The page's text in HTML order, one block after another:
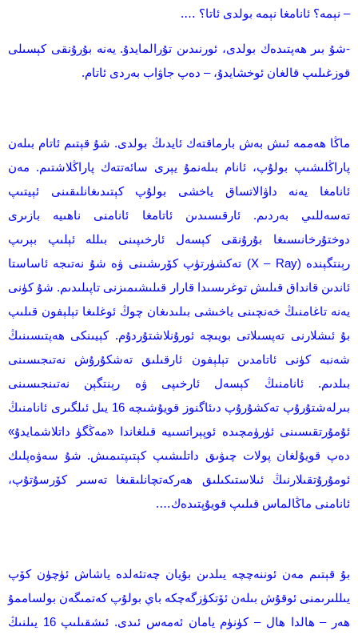
– نېمە؟ ئانامغا نېمە بولدى ئاتا؟ ….
-شۇ بىر ھەپتىدەك بولدى، ئورنىدىن تۇرالمايدۇ. يەنە بۇرۇنقى كېسىلى
قوزغىلىپ قالغان ئوخشايدۇ، – دەپ جاۋاب بەردى ئاتام.
ماڭا ھەممە ئىش بەش بارماقتەك ئايدىڭ بولدى. شۇ قېتىم ئاتام بىلەن
پاراڭلىشىپ بولۇپ، ئانام بىلەنمۇ يېرى سائەتتەك پاراڭلاشتىم. مەن
ئانامغا يەنە داۋالاتساق ياخشى بولۇپ كېتىدىغانلىقىنى ئېيتىپ
تەسەللىي بەردىم. ئارقىسىدىن ئاتامغا ئانامنى ناھىيە بازىرى
دوختۇرخانىسىغا بۇرۇنقى كېسەل ئارخىپىنى بىللە ئېلىپ بېرىپ
رېنتگېندە (X – Ray) تەكشۈرتۈپ كۆرىشىنى ۋە شۇ نەتىجە ئاساستا
ئاندىن قانداق قىلىش توغرىسىدا قارار قىلىشىمىزنى تاپىلىدىم. شۇ كۈنى
يەنە تاغامنىڭ خەنچىنى ياخىشى بىلىدىغان چوڭ ئوغلىغا تېلېفون قىلىپ
بۇ ئىشلارنى تەپسىلاتى بويىچە ئورۇنلاشتۇردۇم. كېيىنكى ھەپتىسىنىڭ
شەنبە كۈنى ئاتامدىن تېلېفون ئارقىلىق تەشكۇرۇش نەتىجىسىنى
بىلدىم. ئانامنىڭ كېسەل ئارخىپى ۋە رېنتگېن نەتىنجىسىنى
بىرلەشتۇرۇپ تەكشۇرۇپ دىئاگنوز قويۇشىچە 16 يىل ئىلگىرى ئانامنىڭ
ئۇمۇرتقىسىنى ئۈرۈمچىدە ئوپېراتسىيە قىلغاندا «مەڭگۈ داتلاشمايدۇ»
دەپ قويۇلغان پولات چىۋىق داتلىشىپ كېتىپتىمىش. شۇ سەۋەپلىك
ئومۇرۇتقىلارنىڭ ئىلاستىكىلىق ھەركەتچانلىقىغا تەسىر كۆرسۇتۇپ،
ئانامنى ماڭالماس قىلىپ قويۇپتىدەك….
بۇ قېتىم مەن ئوننەچچە يىلدىن بۇيان چەتئەلدە ياشاش ئۈچۈن كۆپ
يىللىرىمنى ئوقۇش بىلەن ئۆتكۈزگەچكە باي بولۇپ كەتمىگەن بولساممۇ
ھەر – ھالدا ھال – كۈنۈم يامان ئەمەس ئىدى. ئىشقىلىپ 16 يىلنىڭ